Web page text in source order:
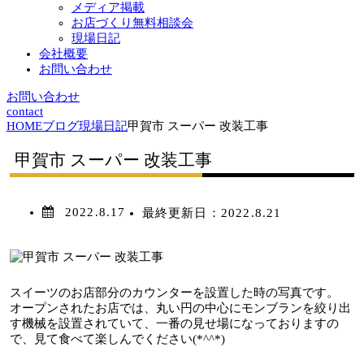
メディア掲載
お店づくり無料相談会
現場日記
会社概要
お問い合わせ
お問い合わせ
contact
HOMEブログ現場日記甲賀市 スーパー 改装工事
甲賀市 スーパー 改装工事
2022.8.17 最終更新日： 2022.8.21
スイーツのお店部分のカウンターを設置した時の写真です。
オープンされたお店では、丸い円の中心にモンブランを絞り出
す機械を設置されていて、一番の見せ場になっておりますの
で、見て食べて楽しんでください(*^^*)